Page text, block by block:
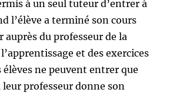
à un seul tuteur d’entrer à
l’élève a terminé son cours
auprès du professeur de la
et des exercices
élèves ne peuvent entrer que
leur professeur donne son